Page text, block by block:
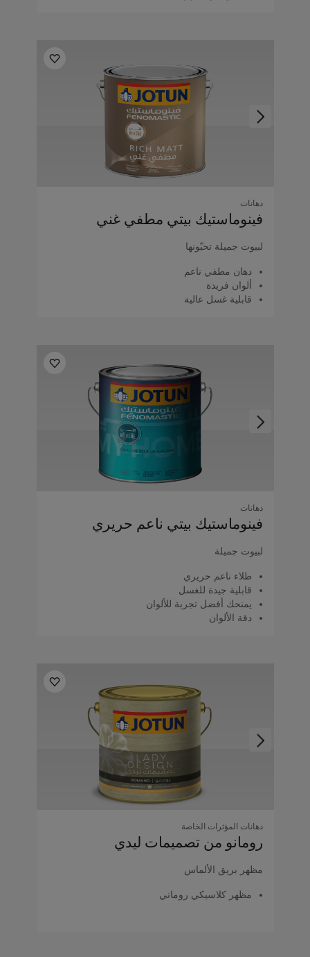
دهانات
فينوماستيك بيتي مطفي غني
لبيوت جميلة تحبّونها
دهان مطفي ناعم
ألوان فريدة
قابلية غسل عالية
دهانات
فينوماستيك بيتي ناعم حريري
لبيوت جميلة
طلاء ناعم حريري
قابلية جيدة للغسل
يمنحك أفضل تجربة للألوان
دقة الألوان
دهانات المؤثرات الخاصة
رومانو من تصميمات ليدي
مظهر بريق الألماس
مظهر كلاسيكي روماني